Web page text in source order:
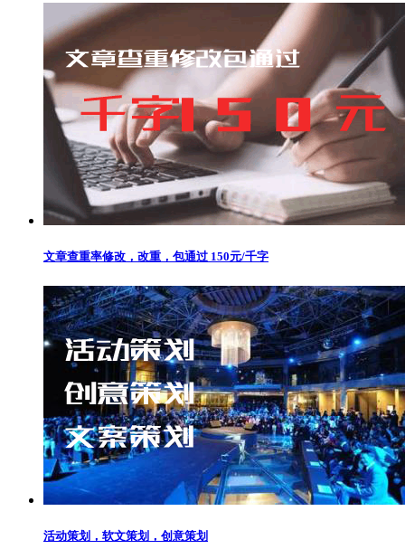
文章查重率修改，改重，包通过 150元/千字
活动策划，软文策划，创意策划